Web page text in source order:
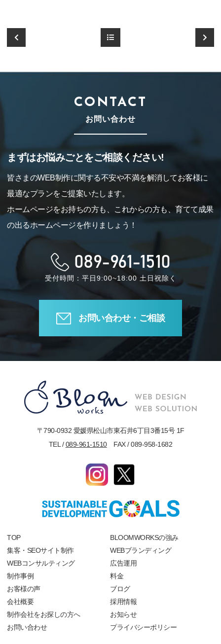
CONTACT
お問い合わせ
まずはお悩みごとをご相談ください!
皆さまのWEB制作に関する不安や不満を解消してお客様に
最適なプランをご提案いたします。
ホームページをお持ちの方も、これからの方も、育てて成果
の出るホームページを作りましょう！
089-961-1510
受付時間：平日9:00~18:00 土日祝除く
お問い合わせ・ご相談
〒790-0932 愛媛県松山市東石井6丁目3番15号 1F
TEL /089-961-1510FAX / 089-958-1682
TOP
BLOOMWORKSの強み
集客・SEOサイト制作
WEBブランディング
WEBコンサルティング
広告運用
制作事例
料金
お客様の声
ブログ
会社概要
採用情報
制作会社をお探しの方へ
お知らせ
お問い合わせ
プライバシーポリシー